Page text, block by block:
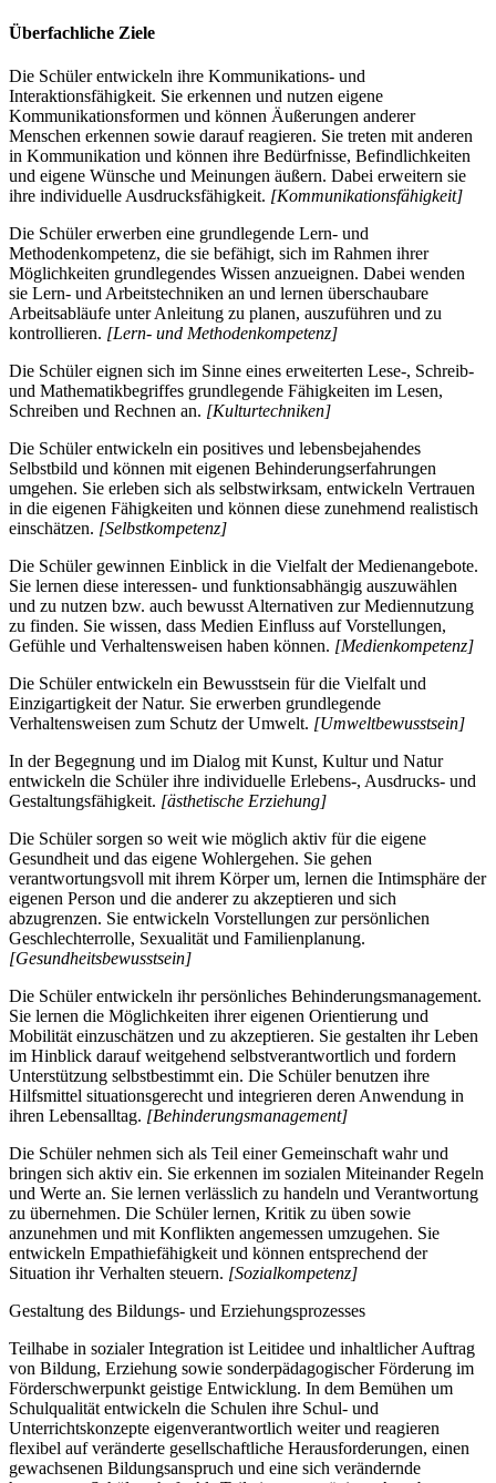
Überfachliche Ziele
Die Schüler entwickeln ihre Kommunikations- und
Interaktionsfähigkeit. Sie erkennen und nutzen eigene
Kommunikationsformen und können Äußerungen anderer
Menschen erkennen sowie darauf reagieren. Sie treten mit anderen
in Kommunikation und können ihre Bedürfnisse, Befindlichkeiten
und eigene Wünsche und Meinungen äußern. Dabei erweitern sie
ihre individuelle Ausdrucksfähigkeit. [Kommunikationsfähigkeit]
Die Schüler erwerben eine grundlegende Lern- und
Methodenkompetenz, die sie befähigt, sich im Rahmen ihrer
Möglichkeiten grundlegendes Wissen anzueignen. Dabei wenden
sie Lern- und Arbeitstechniken an und lernen überschaubare
Arbeitsabläufe unter Anleitung zu planen, auszuführen und zu
kontrollieren. [Lern- und Methodenkompetenz]
Die Schüler eignen sich im Sinne eines erweiterten Lese-, Schreib-
und Mathematikbegriffes grundlegende Fähigkeiten im Lesen,
Schreiben und Rechnen an. [Kulturtechniken]
Die Schüler entwickeln ein positives und lebensbejahendes
Selbstbild und können mit eigenen Behinderungserfahrungen
umgehen. Sie erleben sich als selbstwirksam, entwickeln Vertrauen
in die eigenen Fähigkeiten und können diese zunehmend realistisch
einschätzen. [Selbstkompetenz]
Die Schüler gewinnen Einblick in die Vielfalt der Medienangebote.
Sie lernen diese interessen- und funktionsabhängig auszuwählen
und zu nutzen bzw. auch bewusst Alternativen zur Mediennutzung
zu finden. Sie wissen, dass Medien Einfluss auf Vorstellungen,
Gefühle und Verhaltensweisen haben können. [Medienkompetenz]
Die Schüler entwickeln ein Bewusstsein für die Vielfalt und
Einzigartigkeit der Natur. Sie erwerben grundlegende
Verhaltensweisen zum Schutz der Umwelt. [Umweltbewusstsein]
In der Begegnung und im Dialog mit Kunst, Kultur und Natur
entwickeln die Schüler ihre individuelle Erlebens-, Ausdrucks- und
Gestaltungsfähigkeit. [ästhetische Erziehung]
Die Schüler sorgen so weit wie möglich aktiv für die eigene
Gesundheit und das eigene Wohlergehen. Sie gehen
verantwortungsvoll mit ihrem Körper um, lernen die Intimsphäre der
eigenen Person und die anderer zu akzeptieren und sich
abzugrenzen. Sie entwickeln Vorstellungen zur persönlichen
Geschlechterrolle, Sexualität und Familienplanung.
[Gesundheitsbewusstsein]
Die Schüler entwickeln ihr persönliches Behinderungsmanagement.
Sie lernen die Möglichkeiten ihrer eigenen Orientierung und
Mobilität einzuschätzen und zu akzeptieren. Sie gestalten ihr Leben
im Hinblick darauf weitgehend selbstverantwortlich und fordern
Unterstützung selbstbestimmt ein. Die Schüler benutzen ihre
Hilfsmittel situationsgerecht und integrieren deren Anwendung in
ihren Lebensalltag. [Behinderungsmanagement]
Die Schüler nehmen sich als Teil einer Gemeinschaft wahr und
bringen sich aktiv ein. Sie erkennen im sozialen Miteinander Regeln
und Werte an. Sie lernen verlässlich zu handeln und Verantwortung
zu übernehmen. Die Schüler lernen, Kritik zu üben sowie
anzunehmen und mit Konflikten angemessen umzugehen. Sie
entwickeln Empathiefähigkeit und können entsprechend der
Situation ihr Verhalten steuern. [Sozialkompetenz]
Gestaltung des Bildungs- und Erziehungsprozesses
Teilhabe in sozialer Integration ist Leitidee und inhaltlicher Auftrag
von Bildung, Erziehung sowie sonderpädagogischer Förderung im
Förderschwerpunkt geistige Entwicklung. In dem Bemühen um
Schulqualität entwickeln die Schulen ihre Schul- und
Unterrichtskonzepte eigenverantwortlich weiter und reagieren
flexibel auf veränderte gesellschaftliche Herausforderungen, einen
gewachsenen Bildungsanspruch und eine sich verändernde